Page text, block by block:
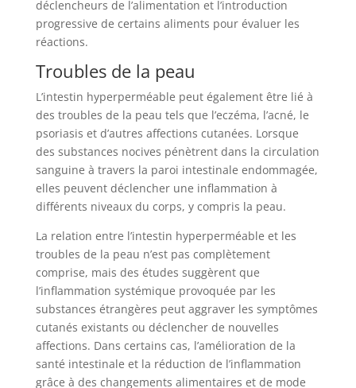
déclencheurs de l’alimentation et l’introduction
progressive de certains aliments pour évaluer les
réactions.
Troubles de la peau
L’intestin hyperperméable peut également être lié à
des troubles de la peau tels que l’eczéma, l’acné, le
psoriasis et d’autres affections cutanées. Lorsque
des substances nocives pénètrent dans la circulation
sanguine à travers la paroi intestinale endommagée,
elles peuvent déclencher une inflammation à
différents niveaux du corps, y compris la peau.
La relation entre l’intestin hyperperméable et les
troubles de la peau n’est pas complètement
comprise, mais des études suggèrent que
l’inflammation systémique provoquée par les
substances étrangères peut aggraver les symptômes
cutanés existants ou déclencher de nouvelles
affections. Dans certains cas, l’amélioration de la
santé intestinale et la réduction de l’inflammation
grâce à des changements alimentaires et de mode